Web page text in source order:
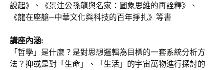
說起》、《景注公孫龍與名家：圖象思維的再詮釋》、
《龍在座艙─中華文化與科技的百年掙扎》等書
講座內涵:
「哲學」是什麼？是對思想邏輯為目標的一套系統分析方
法？抑或是對「生命」、「生活」的宇宙萬物進行探討的